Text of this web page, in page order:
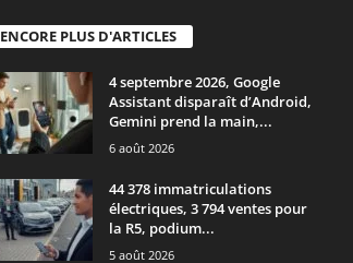
ENCORE PLUS D'ARTICLES
4 septembre 2026, Google
Assistant disparaît d’Android,
Gemini prend la main,...
6 août 2026
44 378 immatriculations
électriques, 3 794 ventes pour
la R5, podium...
5 août 2026